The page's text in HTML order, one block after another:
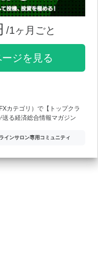
/1ヶ月ごと
ジを見る
カテゴリ）で【トップクラ
送る経済総合情報マガジン
インサロン専用コミュニティ